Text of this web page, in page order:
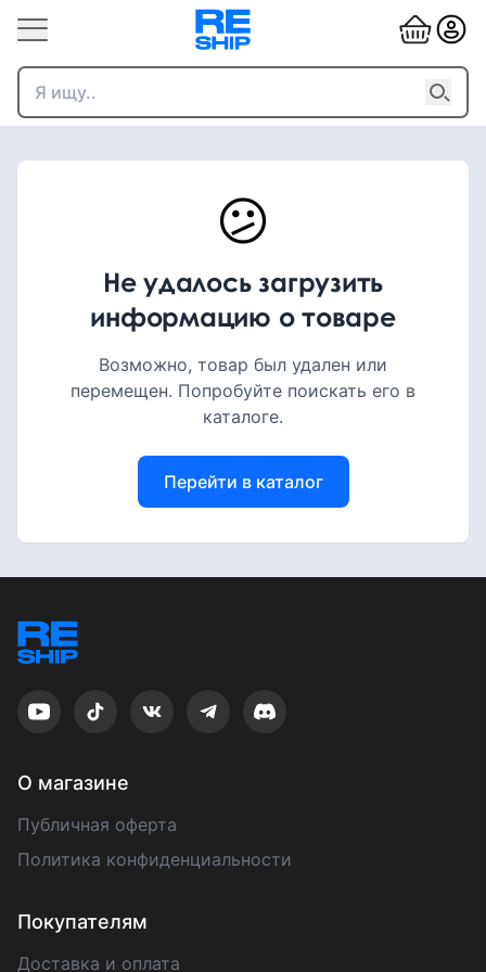
😕
Не удалось загрузить
информацию о товаре
Возможно, товар был удален или
перемещен. Попробуйте поискать его в
каталоге.
Перейти в каталог
О магазине
Публичная оферта
Политика конфиденциальности
Покупателям
Доставка и оплата